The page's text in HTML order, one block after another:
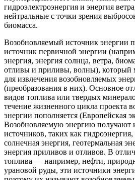
гидроэлектроэнергия и энергия
нейтральные с точки зрения
биомасса.
Возобновляемый источник энергии
источник первичной энергии
энергия, энергия солнца, ветра,
отливы и приливы, волны), который
для извлечения возобновляемых
(преобразования в них). Основное
видов топлива или твердых
течение жизненного цикла проекта
энергии пополняется (Европейская
Возобновляемую энергию получают
источников, таких как гидроэнергия,
солнечная энергия, геотермальная
энергия приливов и отливов. В
топлива — например, нефти,
урановой руды, эти источники